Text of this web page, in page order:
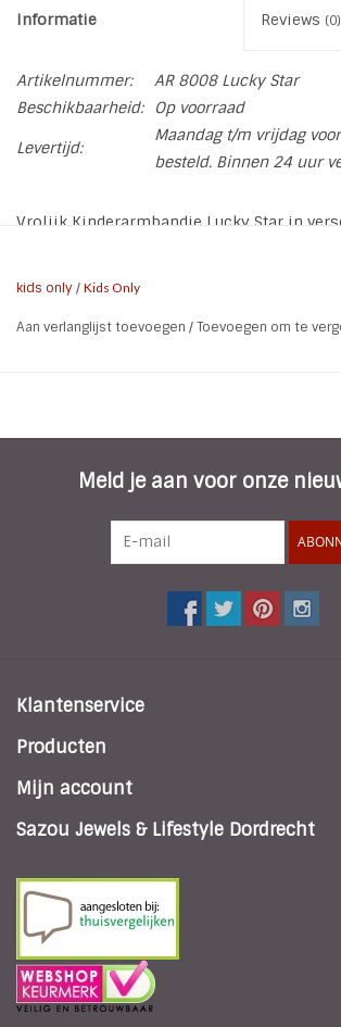
Informatie Reviews (0)
Artikelnummer:
AR 8008 Lucky Star
Beschikbaarheid:
Op voorraad
Levertijd:
Maandag t/m vrijdag
besteld. Binnen 24 uur
Vrolijk Kinderarmbandje Lucky Star in
* Kleur: Colorfull
* Nikkelvrij
aansprakelijk voor verkeerd gebruik.
Kleuren kunnen altijd iets afwijken van de
kids only/ Kids Only
Aan verlanglijst toevoegen /Toevoegen om te
Meld je aan voor onze
Klantenservice
Producten
Mijn account
Sazou Jewels & Lifestyle Dordrecht